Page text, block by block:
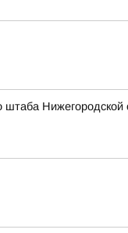
штаба Нижегородской